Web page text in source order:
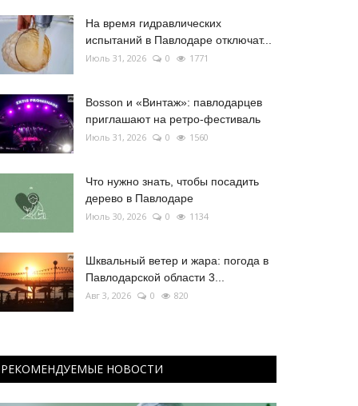
На время гидравлических
испытаний в Павлодаре отключат...
Июль 31, 2026 0 1771
Bosson и «Винтаж»: павлодарцев
приглашают на ретро-фестиваль
Июль 31, 2026 0 1560
Что нужно знать, чтобы посадить
дерево в Павлодаре
Июль 30, 2026 0 1134
Шквальный ветер и жара: погода в
Павлодарской области 3...
Авг 3, 2026 0 820
РЕКОМЕНДУЕМЫЕ НОВОСТИ